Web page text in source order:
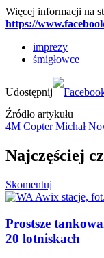
Więcej informacji na
https://
imprezy
śmigłowce
Źródło artykułu
4M Copter Michał
Najczęściej
Skomentuj
Prostsze
20 lotniskach